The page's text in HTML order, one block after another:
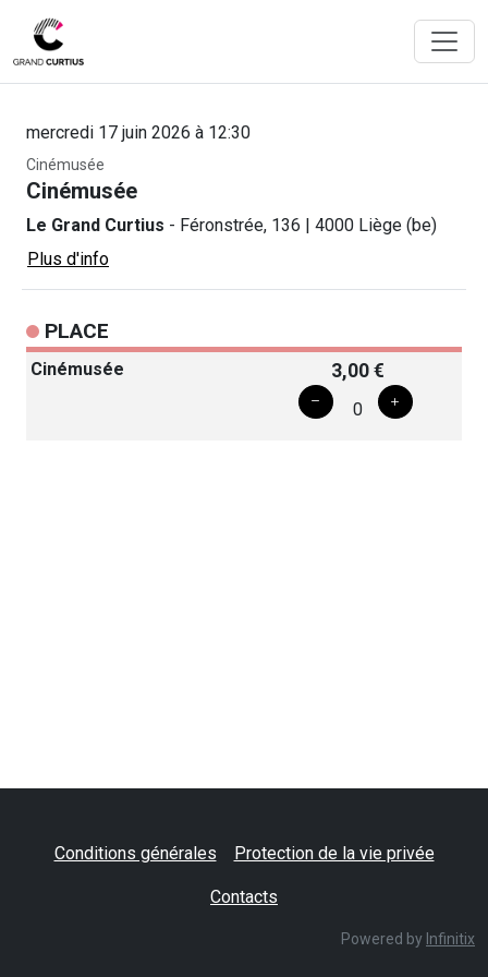
mercredi 17 juin 2026 à 12:30
Cinémusée
Cinémusée
Le Grand Curtius - Féronstrée, 136 | 4000 Liège (be)
Plus d'info
PLACE
Cinémusée 3,00 €
0
Conditions générales Protection de la vie privée
Contacts
Powered by Infinitix